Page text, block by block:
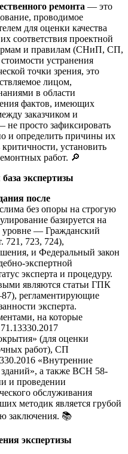
ремонта — это
проводимое
для оценки качества
соответствия проектной
и правилам (СНиП, СП,
устранения
точки зрения, это
лицом,
в области
фактов, имеющих
заказчиком и
просто зафиксировать
и определить причины их
установить
работ. 🔎
экспертизы
после
без опоры на строгую
базируется на
уровне — Гражданский
721, 723, 724),
и Федеральный закон
экспертной
эксперта и процедуру.
являются статьи ГПК
регламентирующие
эксперта.
на которые
(для оценки
работ), СП
«Внутренние
зданий», а также ВСН 58-
и проведении
обслуживания
методик является грубой
заключения. 📚
экспертизы